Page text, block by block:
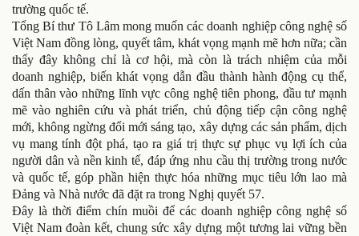
trường quốc tế.
Tổng Bí thư Tô Lâm mong muốn các doanh nghiệp công nghệ số
Việt Nam đồng lòng, quyết tâm, khát vọng mạnh mẽ hơn nữa; cần
thấy đây không chỉ là cơ hội, mà còn là trách nhiệm của mỗi
doanh nghiệp, biến khát vọng dẫn đầu thành hành động cụ thể,
dấn thân vào những lĩnh vực công nghệ tiên phong, đầu tư mạnh
mẽ vào nghiên cứu và phát triển, chủ động tiếp cận công nghệ
mới, không ngừng đổi mới sáng tạo, xây dựng các sản phẩm, dịch
vụ mang tính đột phá, tạo ra giá trị thực sự phục vụ lợi ích của
người dân và nền kinh tế, đáp ứng nhu cầu thị trường trong nước
và quốc tế, góp phần hiện thực hóa những mục tiêu lớn lao mà
Đảng và Nhà nước đã đặt ra trong Nghị quyết 57.
Đây là thời điểm chín muồi để các doanh nghiệp công nghệ số
Việt Nam đoàn kết, chung sức xây dựng một tương lai vững bền